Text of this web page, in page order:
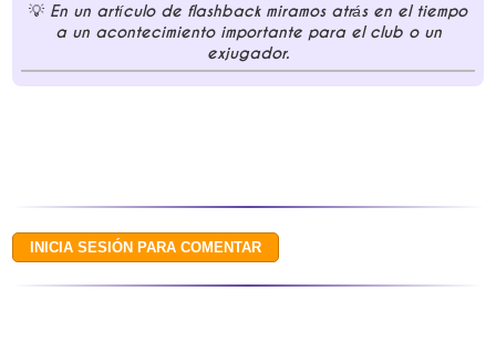
En un artículo de flashback miramos atrás en el tiempo
a un acontecimiento importante para el club o un
exjugador.